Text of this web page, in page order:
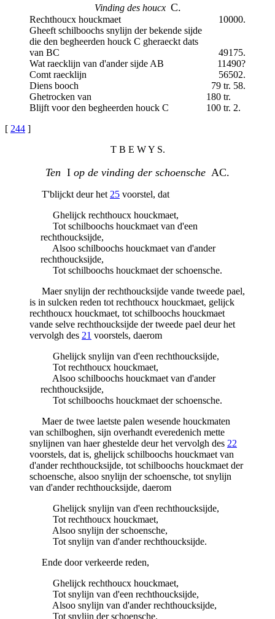
Vinding des houcx C.
Rechthoucx houckmaet
10000.
Gheeft schilboochs snylijn der bekende sijde
die den begheerden houck C gheraeckt dats
van BC
49175.
Wat raecklijn van d'ander sijde AB
11490?
Comt raecklijn
56502.
Diens booch
79 tr. 58.
Ghetrocken van
180 tr.
Blijft voor den begheerden houck C
100 tr. 2.
[ 244 ]
T B E W Y S.
Ten I op de vinding der schoensche AC.
T'blijckt deur het 25 voorstel, dat
Ghelijck rechthoucx houckmaet,
Tot schilboochs houckmaet van d'een
rechthoucksijde,
Alsoo schilboochs houckmaet van d'ander
rechthoucksijde,
Tot schilboochs houckmaet der schoensche.
Maer snylijn der rechthoucksijde vande tweede pael,
is in sulcken reden tot rechthoucx houckmaet, gelijck
rechthoucx houckmaet, tot schilboochs houckmaet
vande selve rechthoucksijde der tweede pael deur het
vervolgh des 21 voorstels, daerom
Ghelijck snylijn van d'een rechthoucksijde,
Tot rechthoucx houckmaet,
Alsoo schilboochs houckmaet van d'ander
rechthoucksijde,
Tot schilboochs houckmaet der schoensche.
Maer de twee laetste palen wesende houckmaten
van schilboghen, sijn overhandt everedenich mette
snylijnen van haer ghestelde deur het vervolgh des 22
voorstels, dat is, ghelijck schilboochs houckmaet van
d'ander rechthoucksijde, tot schilboochs houckmaet der
schoensche, alsoo snylijn der schoensche, tot snylijn
van d'ander rechthoucksijde, daerom
Ghelijck snylijn van d'een rechthoucksijde,
Tot rechthoucx houckmaet,
Alsoo snylijn der schoensche,
Tot snylijn van d'ander rechthoucksijde.
Ende door verkeerde reden,
Ghelijck rechthoucx houckmaet,
Tot snylijn van d'een rechthoucksijde,
Alsoo snylijn van d'ander rechthoucksijde,
Tot snylijn der schoensche.